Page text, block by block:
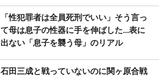
「性犯罪者は全員死刑でいい」そう言っ
て母は息子の性器に手を伸ばした...表に
出ない「息子を襲う母」のリアル
石田三成と戦っていないのに関ヶ原合戦